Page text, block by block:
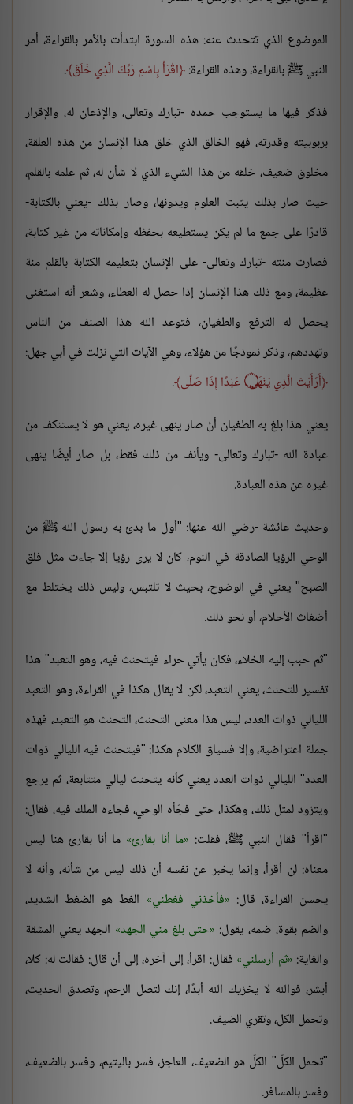
الموضوع الذي تتحدث عنه: هذه السورة ابتدأت بالأمر بالقراءة، أمر
النبي ﷺ بالقراءة، وهذه القراءة: اقْرَأْ بِاسْمِ رَبِّكَ الَّذِي خَلَقَ .
فذكر فيها ما يستوجب حمده -تبارك وتعالى، والإذعان له، والإقرار
بربوبيته وقدرته، فهو الخالق الذي خلق هذا الإنسان من هذه العلقة،
مخلوق ضعيف، خلقه من هذا الشيء الذي لا شأن له، ثم علمه بالقلم،
حيث صار بذلك يثبت العلوم ويدونها، وصار بذلك -يعني بالكتابة-
قادرًا على جمع ما لم يكن يستطيعه بحفظه وإمكاناته من غير كتابة،
فصارت منته -تبارك وتعالى- على الإنسان بتعليمه الكتابة بالقلم منة
عظيمة، ومع ذلك هذا الإنسان إذا حصل له العطاء، وشعر أنه استغنى
يحصل له الترفع والطغيان، فتوعد الله هذا الصنف من الناس
وتهددهم، وذكر نموذجًا من هؤلاء، وهي الآيات التي نزلت في أبي جهل:
أَرَأَيْتَ الَّذِي يَنْهَى ۝ عَبْدًا إِذَا صَلَّى
.
يعني هذا بلغ به الطغيان أنْ صار ينهى غيره، يعني هو لا يستنكف من
عبادة الله -تبارك وتعالى- ويأنف من ذلك فقط، بل صار أيضًا ينهى
غيره عن هذه العبادة.
وحديث عائشة -رضي الله عنها: "أول ما بدئ به رسول الله ﷺ من
الوحي الرؤيا الصادقة في النوم، كان لا يرى رؤيا إلا جاءت مثل فلق
الصبح" يعني في الوضوح، بحيث لا تلتبس، وليس ذلك يختلط مع
أضغاث الأحلام، أو نحو ذلك.
"ثم حبب إليه الخلاء، فكان يأتي حراء فيتحنث فيه، وهو التعبد" هذا
تفسير للتحنث، يعني التعبد، لكن لا يقال هكذا في القراءة، وهو التعبد
الليالي ذوات العدد، ليس هذا معنى التحنث، التحنث هو التعبد، فهذه
جملة اعتراضية، وإلا فسياق الكلام هكذا: "فيتحنث فيه الليالي ذوات
العدد" الليالي ذوات العدد يعني كأنه يتحنث ليالي متتابعة، ثم يرجع
ويتزود لمثل ذلك، وهكذا، حتى فجَأه الوحي، فجاءه الملك فيه، فقال:
"اقرأ" فقال النبي ﷺ، فقلت: ما أنا بقارئ ما أنا بقارئ هنا ليس
معناه: لن أقرأ، وإنما يخبر عن نفسه أن ذلك ليس من شأنه، وأنه لا
يحسن القراءة، قال:
فأخذني فغطني
الغط هو الضغط الشديد،
والضم بقوة، ضمه، يقول: حتى بلغ مني الجهد الجهد يعني المشقة
والغاية: ثم أرسلني فقال: اقرأ، إلى آخره، إلى أن قال: فقالت له: كلا،
أبشر، فوالله لا يخزيك الله أبدًا، إنك لتصل الرحم، وتصدق الحديث،
وتحمل الكل، وتقري الضيف.
"تحمل الكلّ" الكلّ هو الضعيف، العاجز، فسر باليتيم، وفسر بالضعيف،
وفسر بالمسافر.